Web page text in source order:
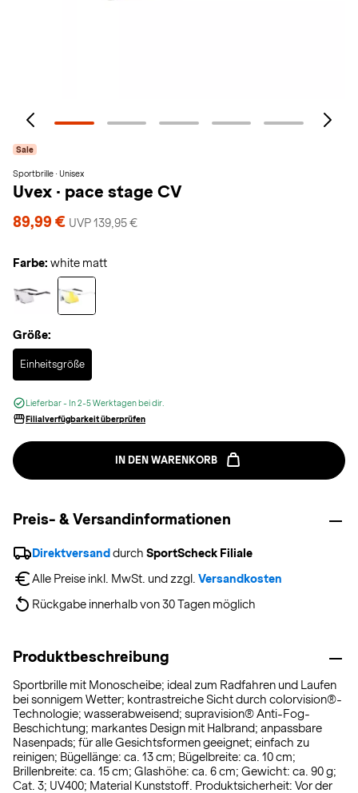
Sale
Sportbrille · Unisex
Uvex · pace stage CV
89,99 € UVP 139,95 €
Farbe: white matt
Größe:
Einheitsgröße
Selected
Lieferbar - In 2-5 Werktagen bei dir.
Filialverfügbarkeit überprüfen
IN DEN WARENKORB
Preis- & Versandinformationen
Direktversand durch SportScheck Filiale
Alle Preise inkl. MwSt. und zzgl. Versandkosten
Rückgabe innerhalb von 30 Tagen möglich
Produktbeschreibung
Sportbrille mit Monoscheibe; ideal zum Radfahren und Laufen
bei sonnigem Wetter; kontrastreiche Sicht durch colorvision®-
Technologie; wasserabweisend; supravision® Anti-Fog-
Beschichtung; markantes Design mit Halbrand; anpassbare
Nasenpads; für alle Gesichtsformen geeignet; einfach zu
reinigen; Bügellänge: ca. 13 cm; Bügelbreite: ca. 10 cm;
Brillenbreite: ca. 15 cm; Glashöhe: ca. 6 cm; Gewicht: ca. 90 g;
Cat. 3; UV400; Material Kunststoff. Produktsicherheit: Vor der